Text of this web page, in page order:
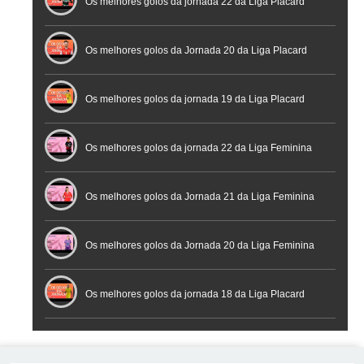
Os melhores golos da Jornada 20 da Liga Placard
Futsal
Os melhores golos da jornada 19 da Liga Placard
Os melhores golos da jornada 22 da Liga Feminina
Placard
Os melhores golos da Jornada 21 da Liga Feminina
Placard
Os melhores golos da Jornada 20 da Liga Feminina
Placard
Os melhores golos da jornada 18 da Liga Placard